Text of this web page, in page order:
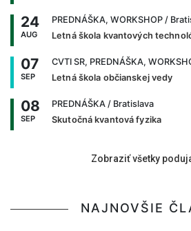
24
AUG
PREDNÁŠKA, WORKSHOP /
Letná škola kvantových
07
SEP
CVTI SR, PREDNÁŠKA,
Letná škola občianskej vedy
08
SEP
PREDNÁŠKA / Bratislava
Skutočná kvantová fyzika
Zobraziť všetky
NAJNOVŠIE